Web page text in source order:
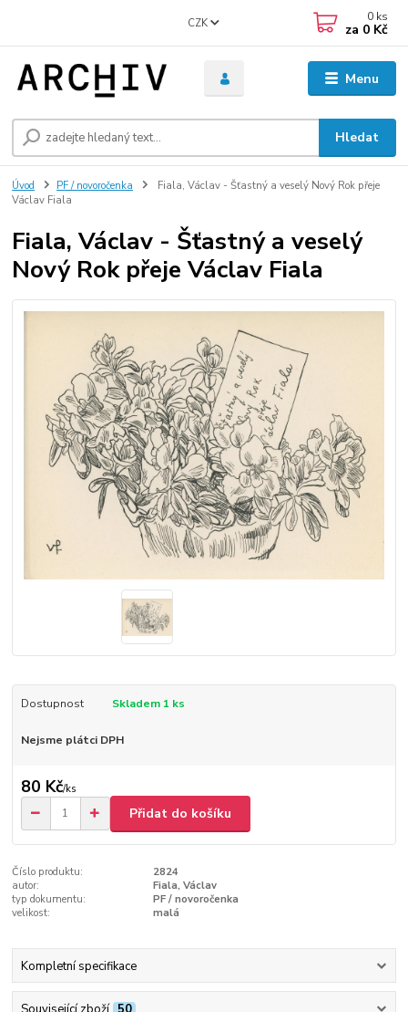
Menu
CZK
Hledat
0 ks
za 0 Kč
Úvod PF / novoročenka
Fiala, Václav - Šťastný a veselý Nový Rok přeje
Václav Fiala
Fiala, Václav - Šťastný a veselý
Nový Rok přeje Václav Fiala
Dostupnost Skladem 1 ks
Nejsme plátci DPH
80 Kč/ks
Přidat do košíku
Číslo produktu:
2824
autor:
Fiala, Václav
typ dokumentu:
PF / novoročenka
velikost:
malá
Kompletní specifikace